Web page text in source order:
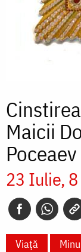
Maicii
Poceaev
23 Iulie
Viață